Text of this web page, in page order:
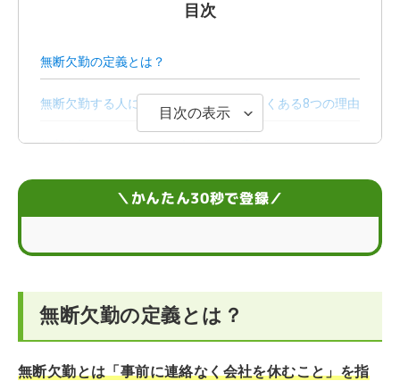
目次
無断欠勤の定義とは？
無断欠勤する人にみられる特徴とは？よくある8つの理由
無断欠勤をするリスクと会社側の対応
無断欠勤をしたくなったら試してみてほしいこと
目次の表示
＼かんたん30秒で登録／
無断欠勤の定義とは？
無断欠勤とは「事前に連絡なく会社を休むこと」を指